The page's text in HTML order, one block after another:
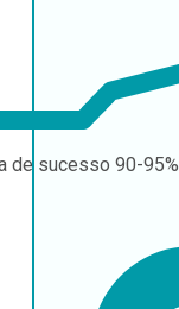
de sucesso 90-95%